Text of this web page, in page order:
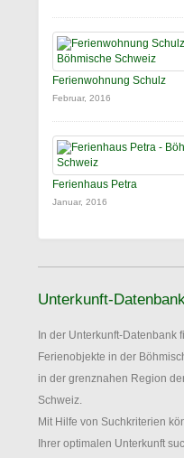
Ferienwohnung Schulz
Februar, 2016
Ferienhaus Petra
Januar, 2016
Unterkunft-
In der Unterkunft-Datenbank
Ferienobjekte in der
in der grenznahen Region
Schweiz.
Mit Hilfe von Suchkriterien
Ihrer optimalen Unterkunft